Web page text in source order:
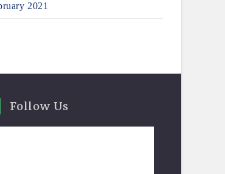
2021
Follow Us